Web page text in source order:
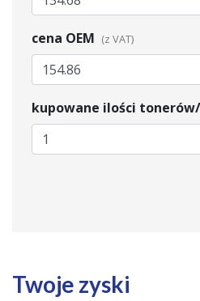
cena OEM
kupowane ilości
Twoje zyski